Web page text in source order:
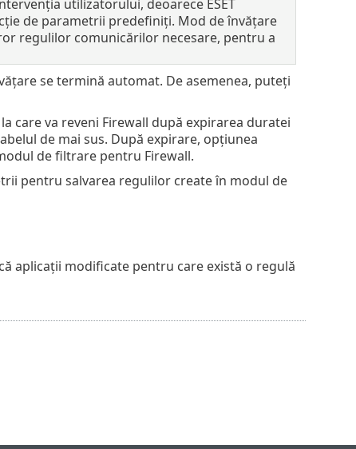
utilizatorului, deoarece ESET
de parametrii predefiniți. Mod de învățare
regulilor comunicărilor necesare, pentru a
se termină automat. De asemenea, puteți
care va reveni Firewall după expirarea duratei
de mai sus. După expirare, opțiunea
de filtrare pentru Firewall.
pentru salvarea regulilor create în modul de
aplicații modificate pentru care există o regulă